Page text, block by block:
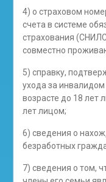
4) о страховом
счета в системе
страхования
совместно
5) справку,
ухода за
возрасте до 18 лет
лет лицом;
6) сведения о
безработных
7) сведения о том,